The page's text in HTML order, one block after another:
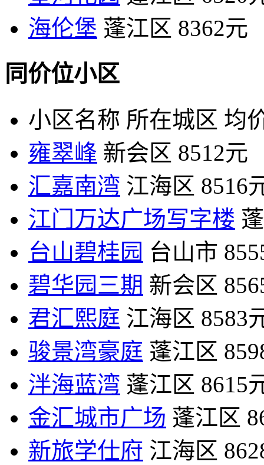
海伦堡 蓬江区 8362元
同价位小区
小区名称 所在城区 均
雍翠峰 新会区 8512元
汇嘉南湾 江海区 8516
江门万达广场写字楼
台山碧桂园 台山市
碧华园三期 新会区
君汇熙庭 江海区 8583
骏景湾豪庭 蓬江区
泮海蓝湾 蓬江区 8615
金汇城市广场 蓬江区
新旅学仕府 江海区